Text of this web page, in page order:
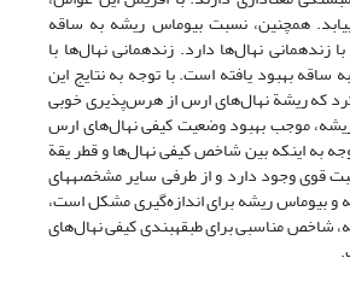
همچنین، نسبت بیوماس ریشه به ساقه
زنده‏مانی نهال‌ها دارد. زنده‏مانی نهال‌ها با
بهبود یافته ‏است. با توجه به نتایج این
که ریشة نهال‌های ارس از هرس‌پذیری خوبی
موجب بهبود وضعیت کیفی نهال‌های ارس
به اینکه بین شاخص کیفی نهال‌ها و قطر یقة
قوی وجود دارد و از طرفی سایر مشخصه‏های
و بیوماس ریشه برای اندازه‌گیری مشکل است،
شاخص مناسبی برای طبقه‏بندی کیفی نهال‌های